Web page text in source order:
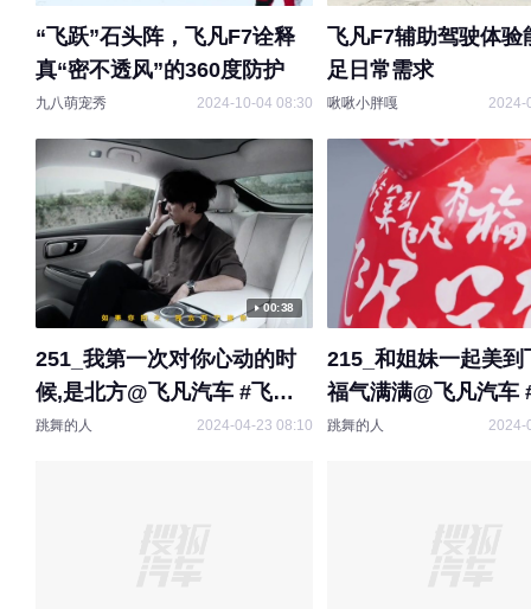
“飞跃”石头阵，飞凡F7诠释
真“密不透风”的360度防护
九八萌宠秀 2024-10-04 08:30
飞凡F7辅助驾驶体验
足日常需求
啾啾小胖嘎 2024-
00:38
251_我第一次对你心动的时
候,是北方@飞凡汽车 #飞凡
F7
跳舞的人 2024-04-23 08:10
215_和姐妹一起美到
福气满满@飞凡汽车 #飞凡F7
#美到非凡有福气
跳舞的人 2024-